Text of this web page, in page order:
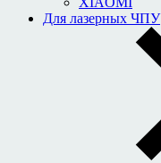
Для лазерных ЧПУ